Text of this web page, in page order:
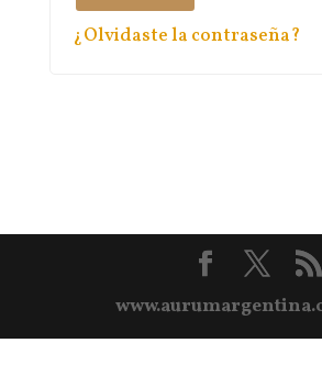
¿Olvidaste la contraseña?